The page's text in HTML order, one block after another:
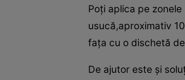
Poţi aplica pe
usucă,aproximativ
faţa cu o dischetă
De ajutor este şi